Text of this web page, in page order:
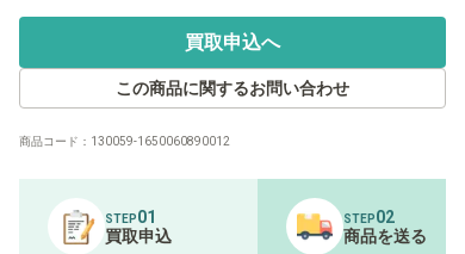
買取申込へ
この商品に関するお問い合わせ
商品コード： 130059-1650060890012
STEP01
買取申込
STEP02
商品を送る